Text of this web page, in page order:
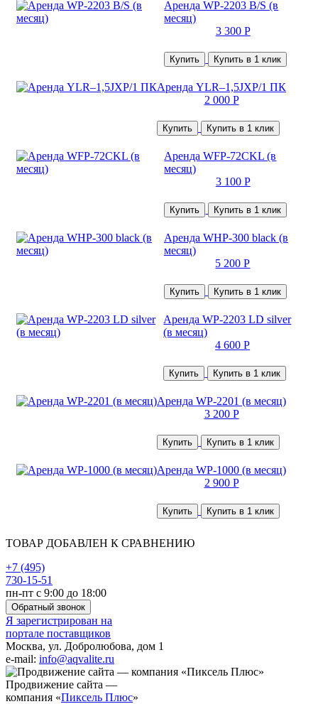
Аренда WP-2203 B/S (в
месяц)
3 300 Р
Купить Купить в 1 клик
Аренда YLR–1,5JXP/1 ПК
2 000 Р
Купить Купить в 1 клик
Аренда WFP-72CKL (в
месяц)
3 100 Р
Купить Купить в 1 клик
Аренда WHP-300 black (в
месяц)
5 200 Р
Купить Купить в 1 клик
Аренда WP-2203 LD silver
(в месяц)
4 600 Р
Купить Купить в 1 клик
Аренда WP-2201 (в месяц)
3 200 Р
Купить Купить в 1 клик
Аренда WP-1000 (в месяц)
2 900 Р
Купить Купить в 1 клик
ТОВАР ДОБАВЛЕН К СРАВНЕНИЮ
+7 (495)
730-15-51
пн-пт с 9:00 до 18:00
Обратный звонок
Я зарегистрирован на
портале поставщиков
Москва, ул. Добролюбова, дом 1
e-mail: info@aqvalite.ru
Продвижение сайта —
компания «Пиксель Плюс»